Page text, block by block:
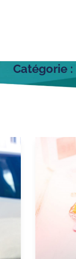
Catégorie :